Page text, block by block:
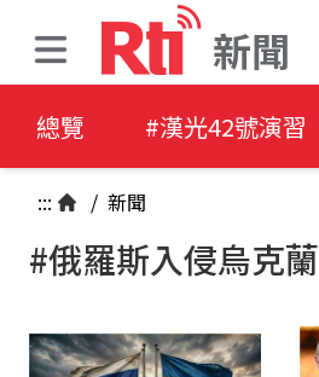
新聞
總覽 #漢光42號演習
::: / 新聞
#俄羅斯入侵烏克蘭